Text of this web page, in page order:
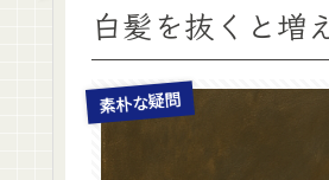
白髪を抜くと増
素朴な疑問